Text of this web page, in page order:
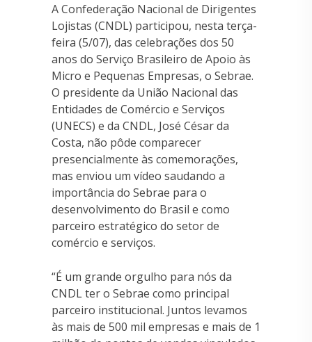
A Confederação Nacional de Dirigentes
Lojistas (CNDL) participou, nesta terça-
feira (5/07), das celebrações dos 50
anos do Serviço Brasileiro de Apoio às
Micro e Pequenas Empresas, o Sebrae.
O presidente da União Nacional das
Entidades de Comércio e Serviços
(UNECS) e da CNDL, José César da
Costa, não pôde comparecer
presencialmente às comemorações,
mas enviou um vídeo saudando a
importância do Sebrae para o
desenvolvimento do Brasil e como
parceiro estratégico do setor de
comércio e serviços.
“É um grande orgulho para nós da
CNDL ter o Sebrae como principal
parceiro institucional. Juntos levamos
às mais de 500 mil empresas e mais de 1